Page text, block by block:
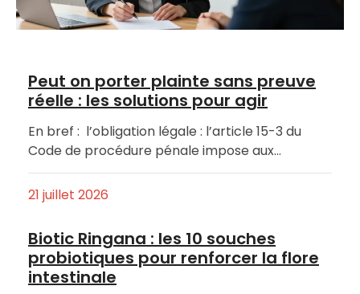
Peut on porter plainte sans preuve
réelle : les solutions pour agir
En bref : l’obligation légale : l’article 15-3 du
Code de procédure pénale impose aux…
21 juillet 2026
Biotic Ringana : les 10 souches
probiotiques pour renforcer la flore
intestinale